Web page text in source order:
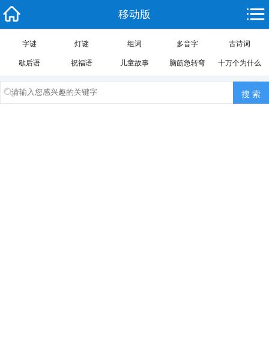
移动版
字谜 灯谜 组词 多音字 古诗词
歇后语 祝福语 儿童故事 脑筋急转弯 十万个为什么